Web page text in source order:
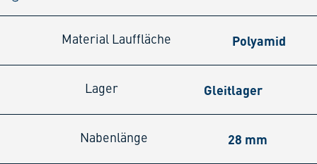
Material Lauffläche Polyamid
Lager Gleitlager
Nabenlänge 28 mm